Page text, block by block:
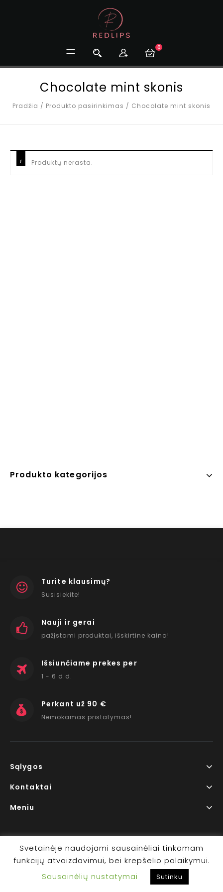
0
Chocolate mint skonis
Pradžia / Produkto pasirinkimas / Chocolate mint skonis
Produktų nerasta.
Produkto kategorijos
Turite klausimų?
Susisiekite!
Nauji ir gerai
pažįstami produktai, išskirtine kaina!
Išsiunčiame prekes per
1 - 6 d.d.
Perkant už 90 €
Nemokamas pristatymas!
Sąlygos
Kontaktai
Meniu
Copyright © 2026 www.RedLips.lt Prekių išsiuntimas 1-6
d.d.
Svetainėje naudojami sausainėliai tinkamam
funkcijų atvaizdavimui, bei krepšelio palaikymui.
Sausainėlių nustatymai
Sutinku